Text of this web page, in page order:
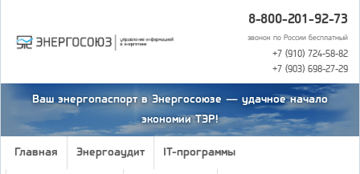
8-800-201-92-73
звонок по России бесплатный
+7 (910) 724-58-82
+7 (903) 698-27-29
Ваш энергопаспорт в Энергосоюзе — удачное начало
экономии ТЭР!
Главная Энергоаудит IT-программы